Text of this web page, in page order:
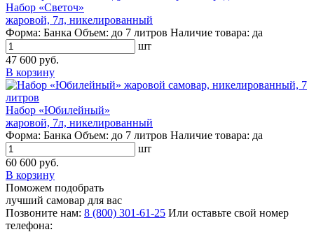
Набор «Светоч»
жаровой, 7л, никелированный
Форма: Банка Объем: до 7 литров Наличие товара: да
шт
47 600 руб.
В корзину
Набор «Юбилейный»
жаровой, 7л, никелированный
Форма: Банка Объем: до 7 литров Наличие товара: да
шт
60 600 руб.
В корзину
Поможем подобрать
лучший самовар для вас
Позвоните нам: 8 (800) 301-61-25 Или оставьте свой номер
телефона: